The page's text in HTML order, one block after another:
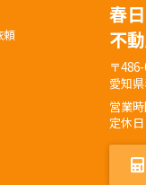
頼
春
不
〒
愛知
営業
定休